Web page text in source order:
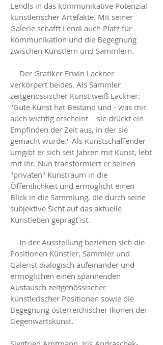
Lendls in das kommunikative Potenzial
künstlerischer Artefakte. Mit seiner
Galerie schafft Lendl auch Platz für
Kommunikation und die Begegnung
zwischen Künstlern und Sammlern.
Der Grafiker Erwin Lackner
verkörpert beides. Als Sammler
zeitgenössischer Kunst weiß Lackner:
"Gute Kunst hat Bestand und - was mir
auch wichtig erscheint - sie drückt ein
Empfinden der Zeit aus, in der sie
gemacht wurde." Als Kunstschaffender
umgibt er sich seit Jahren mit Kunst, lebt
mit ihr. Nun transformiert er seinen
"privaten" Kunstraum in die
Öffentlichkeit und ermöglicht einen
Blick in die Sammlung, die durch seine
subjektive Sicht auf das aktuelle
Kunstleben geprägt ist.
In der Ausstellung beziehen sich die
Positionen Künstler, Sammler und
Galerist dialogisch aufeinander und
ermöglichen einen spannenden
Austausch zeitgenössischer
künstlerischer Positionen sowie die
Begegnung österreichischer Ikonen der
Gegenwartskunst.